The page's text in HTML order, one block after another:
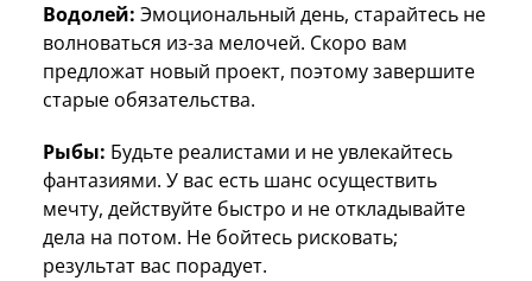
Водолей: Эмоциональный день, старайтесь не
волноваться из-за мелочей. Скоро вам
предложат новый проект, поэтому завершите
старые обязательства.
Рыбы: Будьте реалистами и не увлекайтесь
фантазиями. У вас есть шанс осуществить
мечту, действуйте быстро и не откладывайте
дела на потом. Не бойтесь рисковать;
результат вас порадует.